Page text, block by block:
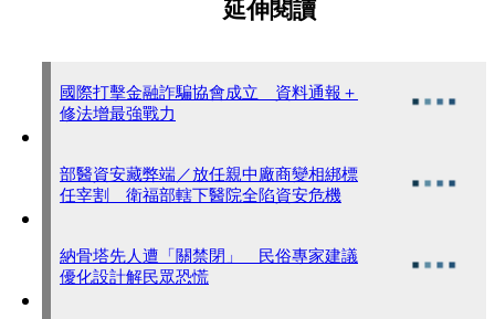
延伸閱讀
國際打擊金融詐騙協會成立 資料通報＋
修法增最強戰力
部醫資安藏弊端／放任親中廠商變相綁標
任宰割 衛福部轄下醫院全陷資安危機
納骨塔先人遭「關禁閉」 民俗專家建議
優化設計解民眾恐慌